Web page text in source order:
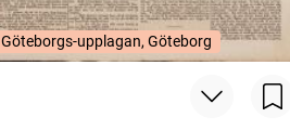
Göteborgs-upplagan, Göteborg